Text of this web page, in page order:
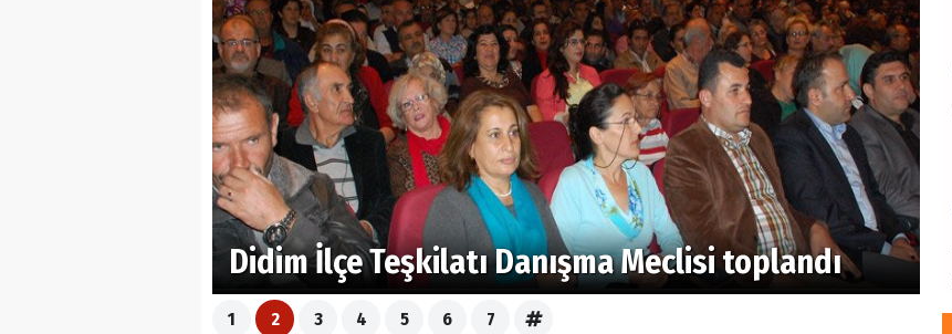
Didim İlçe Teşkilatı Danışma Meclisi toplandı
1 2 3 4 5 6 7